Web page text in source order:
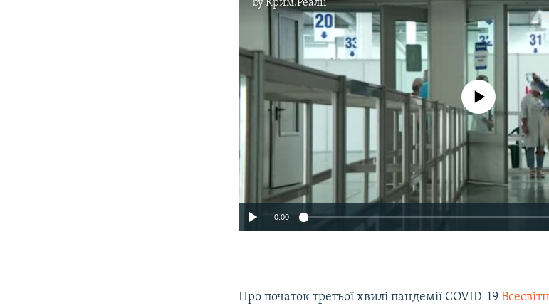
byКрим.Реалії
No media source currently
0:00
Про початок третьої хвилі пандемії COVID-19